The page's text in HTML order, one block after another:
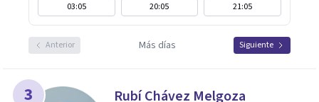
03:05
20:05 21:05
Anterior Más días Siguiente
3 Rubí Chávez Melgoza